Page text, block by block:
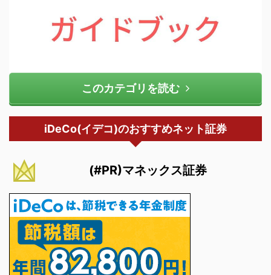
このカテゴリを読む
iDeCo(イデコ)のおすすめネット証券
(#PR)マネックス証券